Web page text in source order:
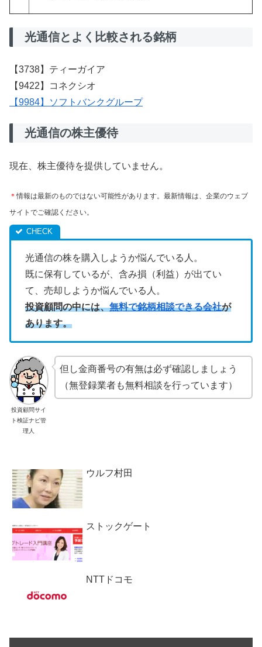
光通信とよく比較される銘柄
【3738】ティーガイア
【9422】コネクシオ
【9984】ソフトバンクグループ
光通信の株主優待
現在、株主優待を提供していません。
＊情報は最新のものではない可能性があります。最新情報は、企業のウェブ
サイトでご確認ください。
光通信の株を購入しようか悩んでいる人。
既に保有しているが、含み損（利益）が出てい
て、売却しようか悩んでいる人。
投資顧問の中には、無料で銘柄相談できる会社が
あります。
投資顧問サイ
ト検証ナビ管
理人
但し金商番号の有無は必ず確認しましょう
（無登録業者も無料相談を行っています）
ウルフ村田
ストックゲート
NTTドコモ